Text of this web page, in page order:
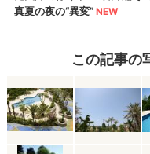
この記事の